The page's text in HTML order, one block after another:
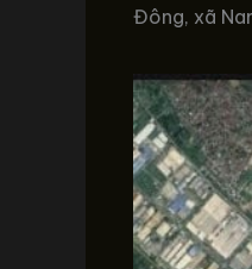
Đông, xã